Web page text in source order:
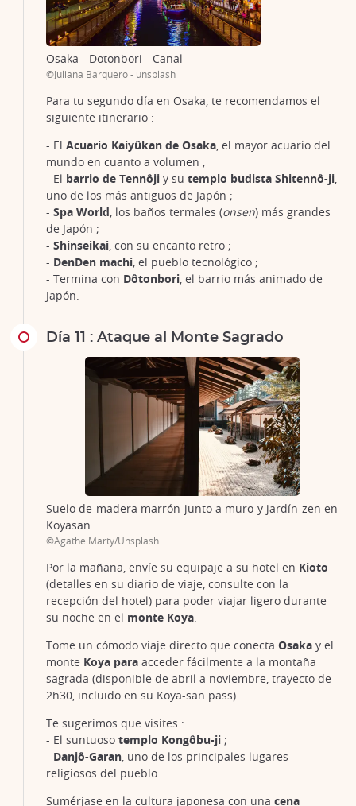
Osaka - Dotonbori - Canal
©Juliana Barquero - unsplash
Para tu segundo día en Osaka, te recomendamos el
siguiente itinerario :
- El Acuario Kaiyûkan de Osaka, el mayor acuario del
mundo en cuanto a volumen ;
- El barrio de Tennôji y su templo budista Shitennô-ji,
uno de los más antiguos de Japón ;
- Spa World, los baños termales (onsen) más grandes
de Japón ;
- Shinseikai, con su encanto retro ;
- DenDen machi, el pueblo tecnológico ;
- Termina con Dôtonbori, el barrio más animado de
Japón.
Día 11 : Ataque al Monte Sagrado
Suelo de madera marrón junto a muro y jardín zen en
Koyasan
©Agathe Marty/Unsplash
Por la mañana, envíe su equipaje a su hotel en Kioto
(detalles en su diario de viaje, consulte con la
recepción del hotel) para poder viajar ligero durante
su noche en el monte Koya.
Tome un cómodo viaje directo que conecta Osaka y el
monte Koya para acceder fácilmente a la montaña
sagrada (disponible de abril a noviembre, trayecto de
2h30, incluido en su Koya-san pass).
Te sugerimos que visites :
- El suntuoso templo Kongôbu-ji ;
- Danjô-Garan, uno de los principales lugares
religiosos del pueblo.
Sumérjase en la cultura japonesa con una cena